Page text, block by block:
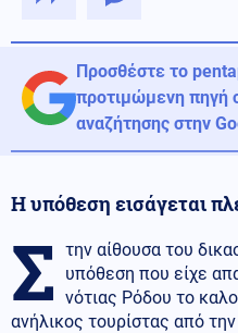
Προσθέστε το
προτιμώμενη πηγή
αναζήτησης στην
Η υπόθεση εισάγεται
Σ την αίθουσα του
υπόθεση που είχε
νότιας Ρόδου το
ανήλικος τουρίστας από